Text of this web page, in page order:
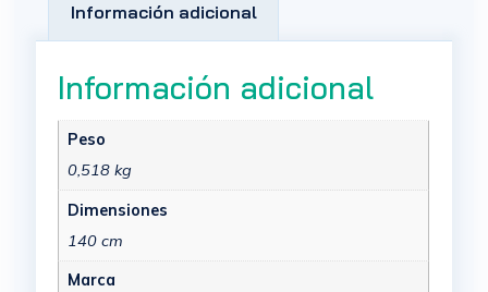
Información adicional
Información adicional
Peso
0,518 kg
Dimensiones
140 cm
Marca